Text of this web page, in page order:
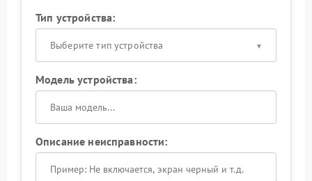
Тип устройства:
Выберите тип устройства
Модель устройства:
Описание неисправности: